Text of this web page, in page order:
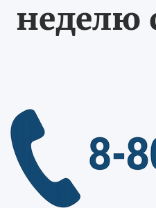
неделю